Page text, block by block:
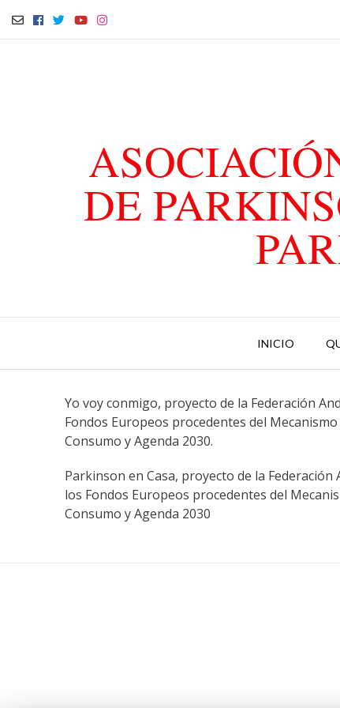
DE
INICIO
Yo voy conmigo, proyecto de la Federación
Fondos Europeos procedentes del
Consumo y Agenda 2030.
Parkinson en Casa, proyecto de la
los Fondos Europeos procedentes del
Consumo y Agenda 2030